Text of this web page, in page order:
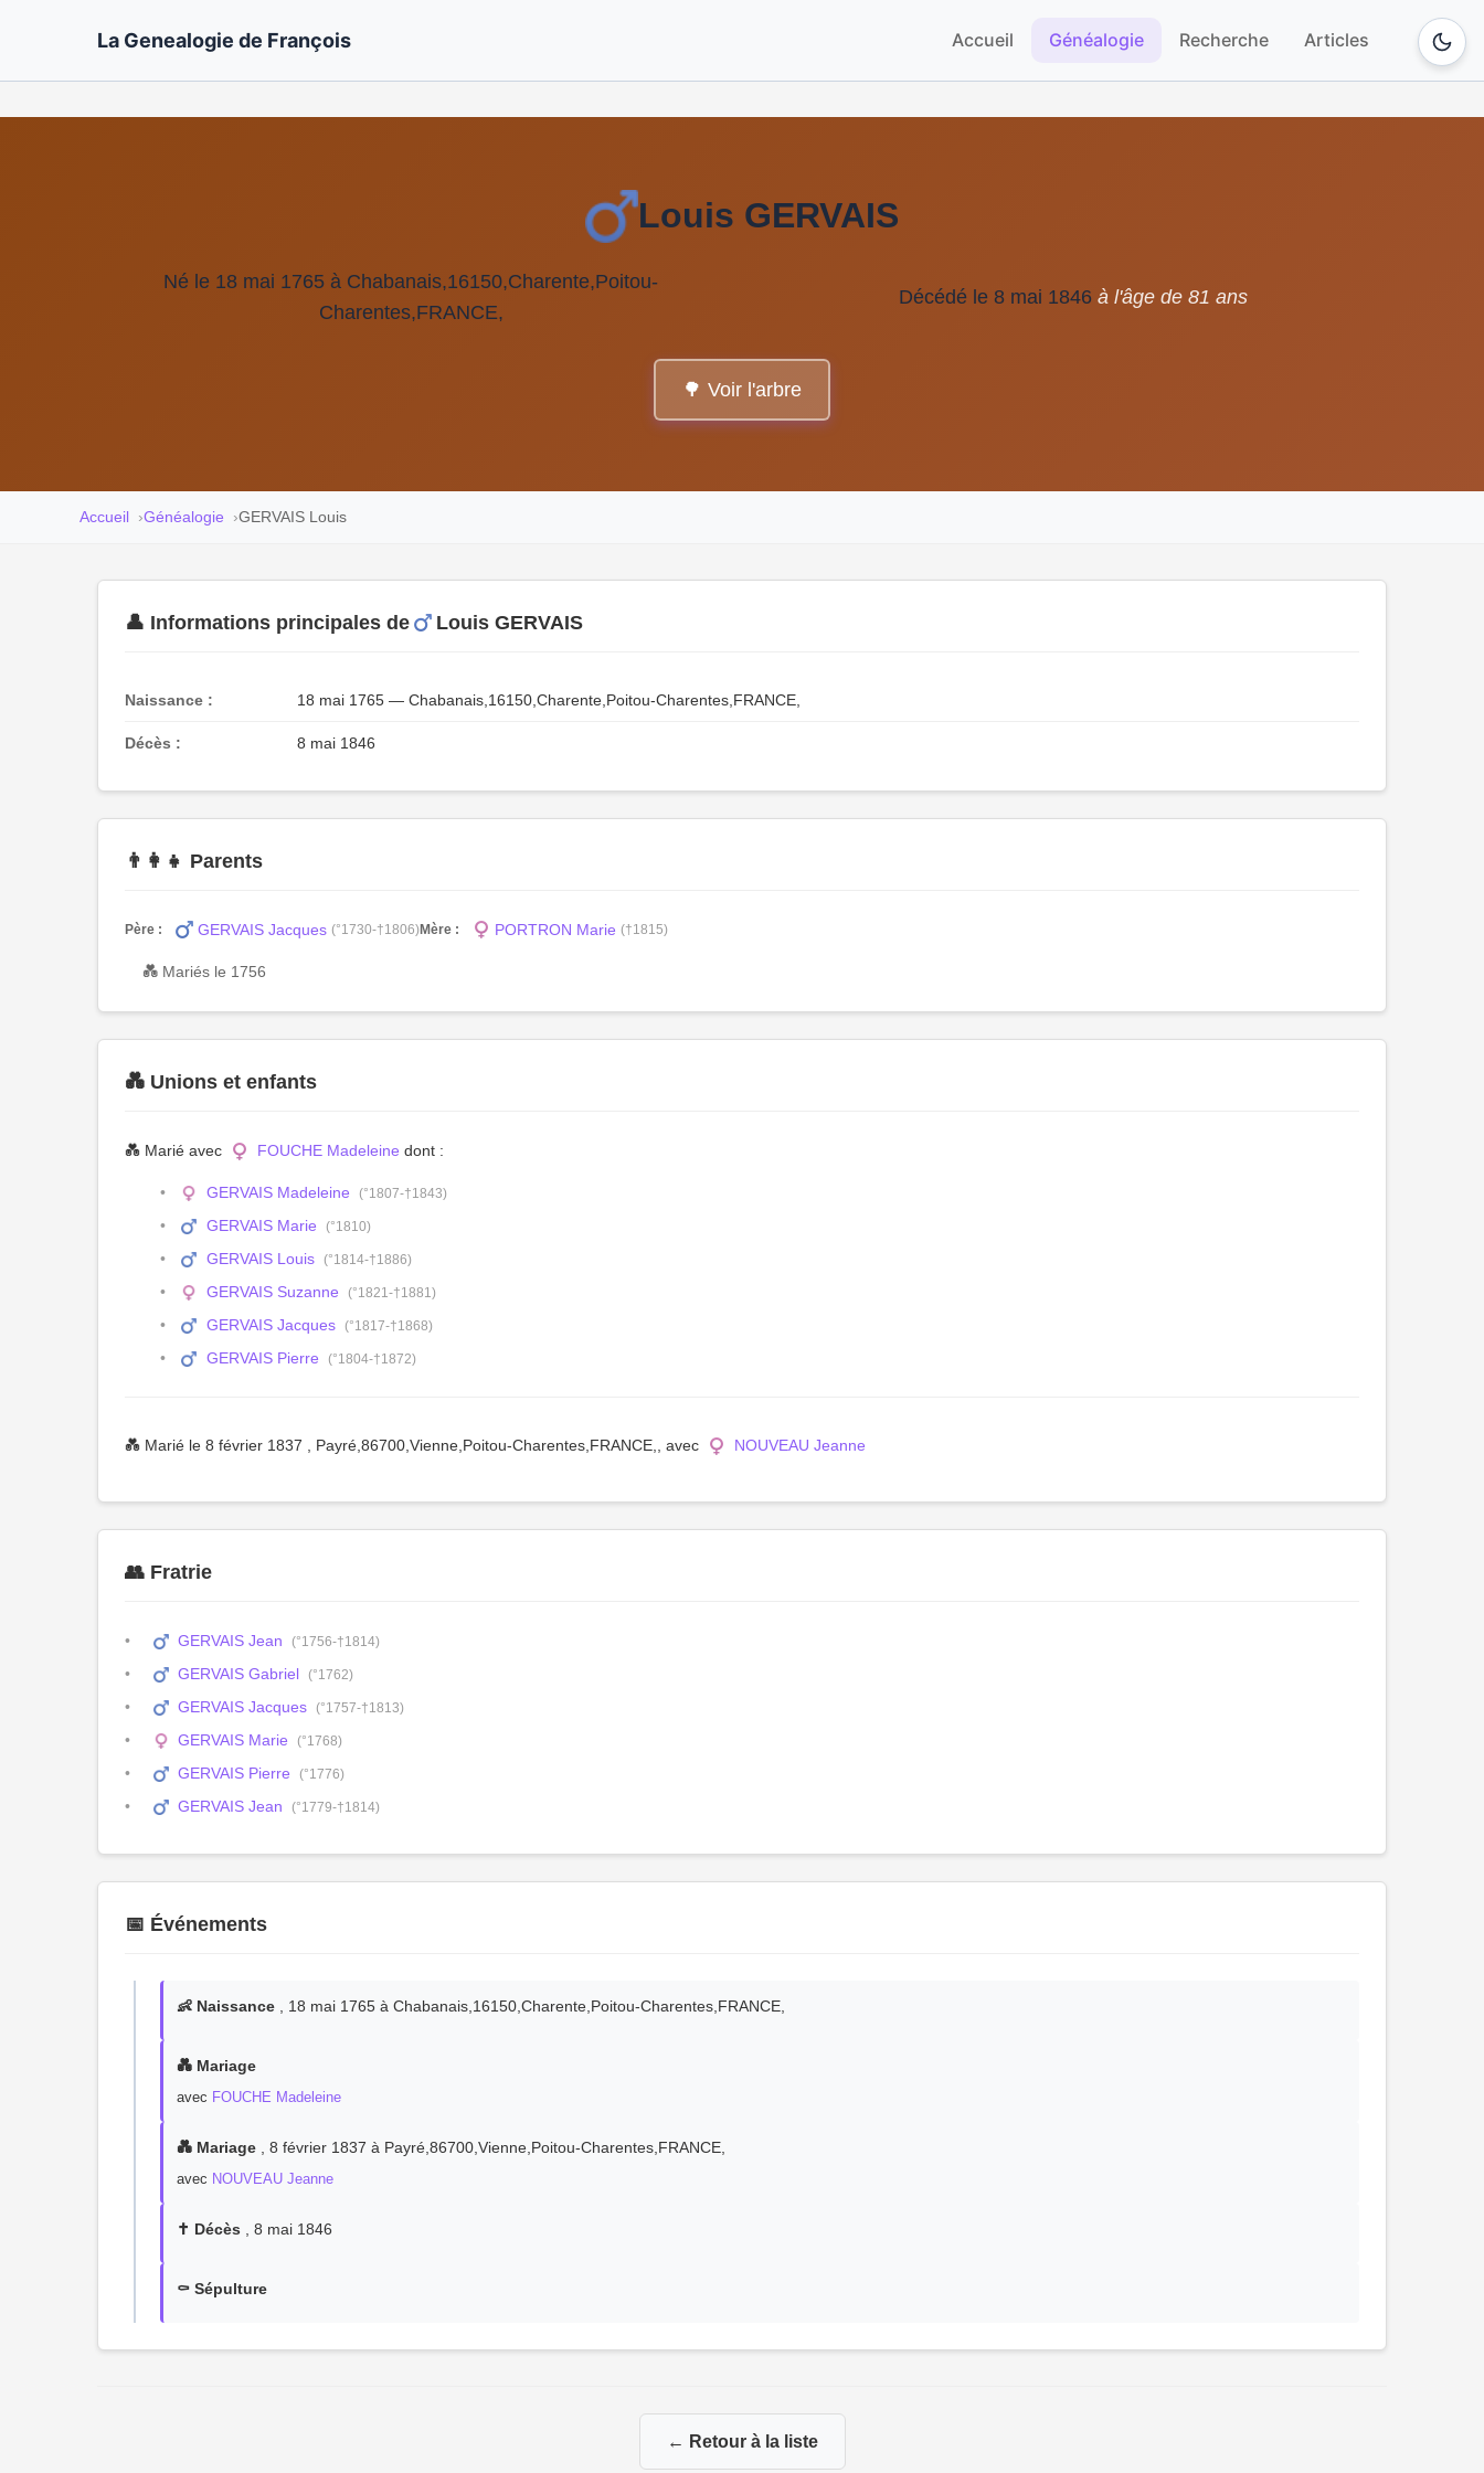
La Genealogie de François Accueil Généalogie Recherche Articles
Louis GERVAIS
Né le 18 mai 1765 à Chabanais,16150,Charente,Poitou-
Charentes,FRANCE,
Décédé le 8 mai 1846 à l'âge de 81 ans
🌳 Voir l'arbre
Accueil Généalogie GERVAIS Louis
👤 Informations principales de Louis GERVAIS
Naissance : 18 mai 1765 — Chabanais,16150,Charente,Poitou-Charentes,FRANCE,
Décès : 8 mai 1846
👨‍👩‍👧 Parents
Père : GERVAIS Jacques (°1730-†1806)Mère : PORTRON Marie (†1815)
💑 Mariés le 1756
💑 Unions et enfants
💑 Marié avec FOUCHE Madeleine dont :
GERVAIS Madeleine (°1807-†1843)
GERVAIS Marie (°1810)
GERVAIS Louis (°1814-†1886)
GERVAIS Suzanne (°1821-†1881)
GERVAIS Jacques (°1817-†1868)
GERVAIS Pierre (°1804-†1872)
💑 Marié le 8 février 1837 , Payré,86700,Vienne,Poitou-Charentes,FRANCE,, avec NOUVEAU Jeanne
👥 Fratrie
GERVAIS Jean (°1756-†1814)
GERVAIS Gabriel (°1762)
GERVAIS Jacques (°1757-†1813)
GERVAIS Marie (°1768)
GERVAIS Pierre (°1776)
GERVAIS Jean (°1779-†1814)
📅 Événements
👶 Naissance , 18 mai 1765 à Chabanais,16150,Charente,Poitou-Charentes,FRANCE,
💑 Mariage
avec FOUCHE Madeleine
💑 Mariage , 8 février 1837 à Payré,86700,Vienne,Poitou-Charentes,FRANCE,
avec NOUVEAU Jeanne
✝️ Décès , 8 mai 1846
⚰️ Sépulture
← Retour à la liste